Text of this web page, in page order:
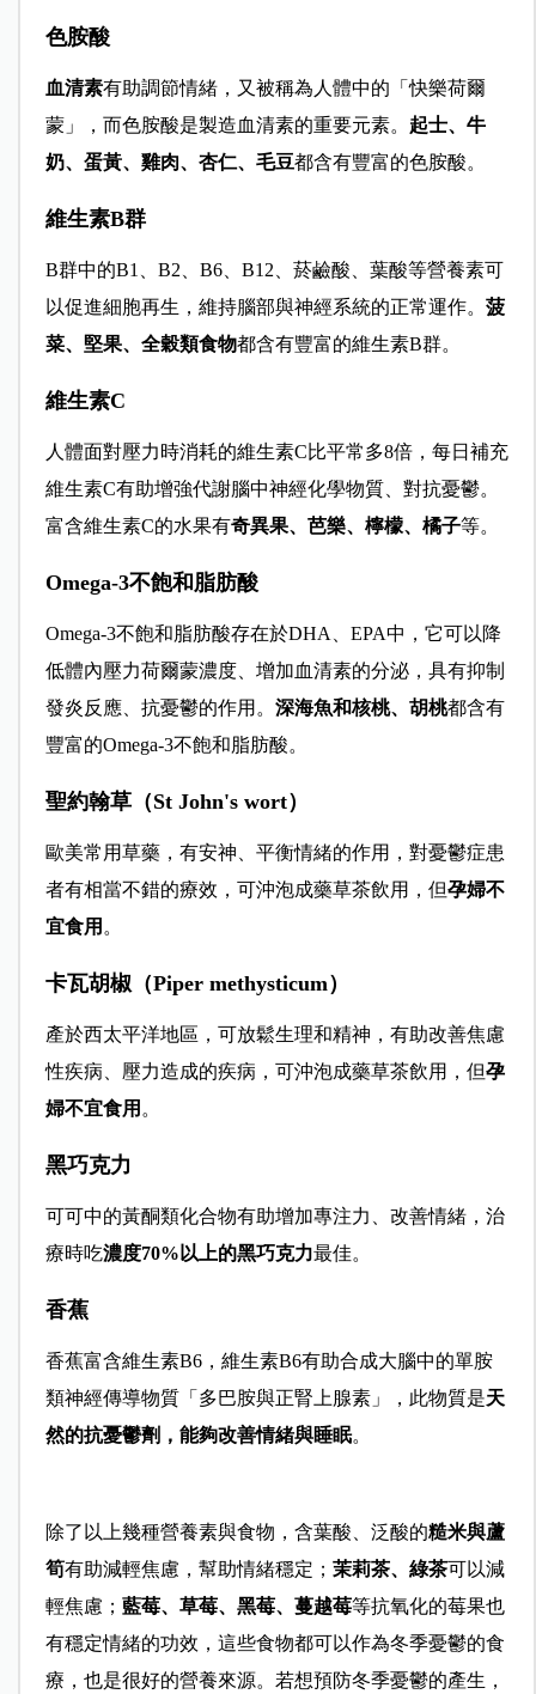
色胺酸
血清素有助調節情緒，又被稱為人體中的「快樂荷爾
蒙」，而色胺酸是製造血清素的重要元素。 起士、牛
奶、蛋黃、雞肉、杏仁、毛豆都含有豐富的色胺酸。
維生素B群
B群中的B1、B2、B6、B12、菸鹼酸、葉酸等營養素可
以促進細胞再生，維持腦部與神經系統的正常運作。 菠
菜、堅果、全穀類食物都含有豐富的維生素B群。
維生素C
人體面對壓力時消耗的維生素C比平常多8倍，每日補充
維生素C有助增強代謝腦中神經化學物質、對抗憂鬱。
富含維生素C的水果有奇異果、芭樂、檸檬、橘子等。
Omega-3不飽和脂肪酸
Omega-3不飽和脂肪酸存在於DHA、EPA中，它可以降
低體內壓力荷爾蒙濃度、增加血清素的分泌，具有抑制
發炎反應、抗憂鬱的作用。 深海魚和核桃、胡桃都含有
豐富的Omega-3不飽和脂肪酸。
聖約翰草（St John's wort）
歐美常用草藥，有安神、平衡情緒的作用，對憂鬱症患
者有相當不錯的療效，可沖泡成藥草茶飲用，但孕婦不
宜食用 。
卡瓦胡椒（Piper methysticum）
產於西太平洋地區，可放鬆生理和精神，有助改善焦慮
性疾病、壓力造成的疾病 ，可沖泡成藥草茶飲用，但孕
婦不宜食用 。
黑巧克力
可可中的黃酮類化合物有助增加專注力、改善情緒，治
療時吃濃度70%以上的黑巧克力最佳。
香蕉
香蕉富含維生素B6，維生素B6有助合成大腦中的單胺
類神經傳導物質「多巴胺與正腎上腺素」，此物質是天
然的抗憂鬱劑，能夠改善情緒與睡眠。
除了以上幾種營養素與食物， 含葉酸、泛酸的糙米與蘆
筍有助減輕焦慮，幫助情緒穩定； 茉莉茶、綠茶可以減
輕焦慮； 藍莓、草莓、黑莓、蔓越莓等抗氧化的莓果也
有穩定情緒的功效，這些食物都可以作為冬季憂鬱的食
療，也是很好的營養來源。若想預防冬季憂鬱的產生，